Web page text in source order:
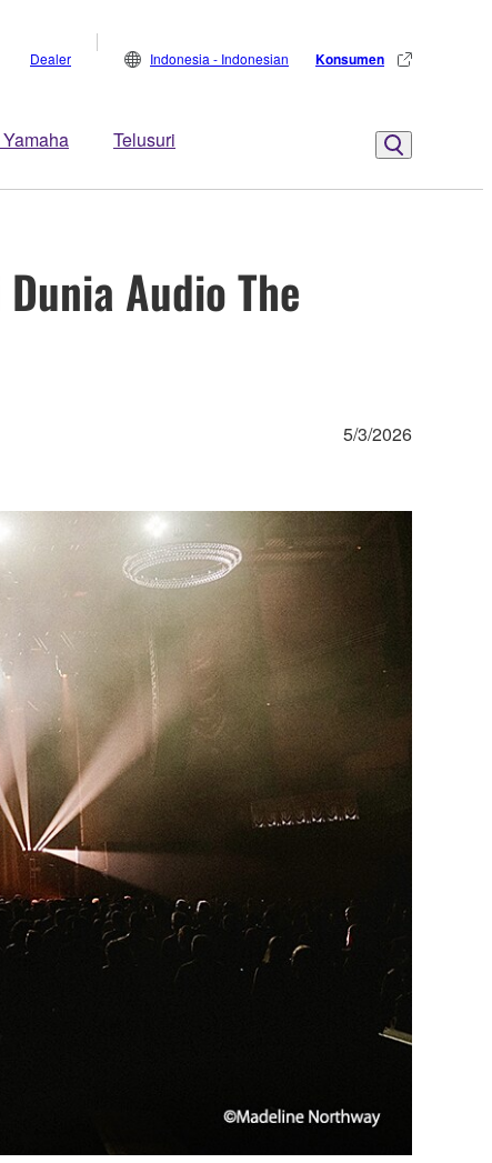
Telusuri
Dealer Indonesia - Indonesian Konsumen
Audio The
5/3/2026